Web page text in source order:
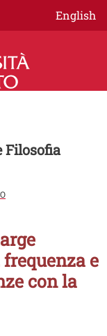
principale
English
Filosofia
e
con la